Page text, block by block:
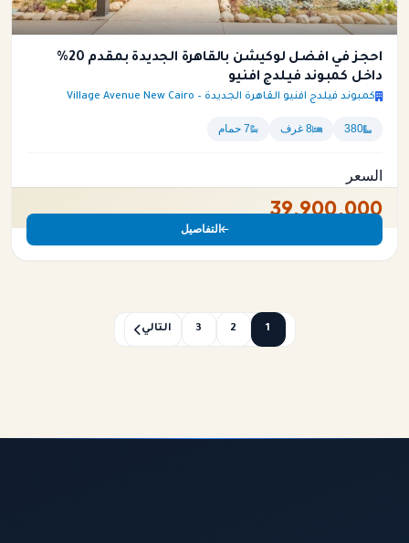
احجز في افضل لوكيشن بالقاهرة الجديدة بمقدم 20%
داخل كمبوند فيلدج افنيو
كمبوند فيلدج افنيو القاهرة الجديدة – Village Avenue New Cairo
380 8 غرف 7 حمام
السعر
39,900,000
التفاصيل
1
2
3 التالي